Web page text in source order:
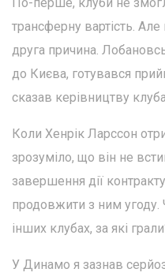
трансферну вартість.
друга причина.
до Києва, готувався
сказав керівництву
Коли Хенрік Ларссон
зрозуміло, що він не
завершення дії
продовжити з ним угоду.
інших клубах, за які
У Динамо я зазнав